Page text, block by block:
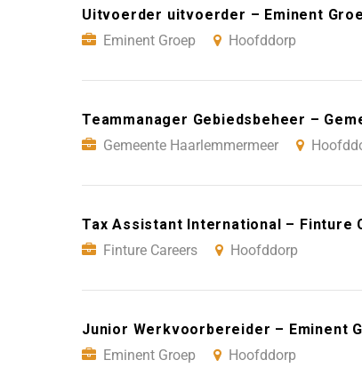
Uitvoerder uitvoerder – Eminent
Eminent Groep
Hoofddorp
Teammanager Gebiedsbeheer –
Gemeente Haarlemmermeer
Tax Assistant International – Finture
Finture Careers
Hoofddorp
Junior Werkvoorbereider – Eminent
Eminent Groep
Hoofddorp